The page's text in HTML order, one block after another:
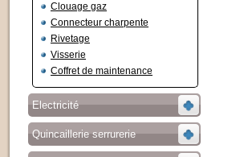
Clouage gaz
Connecteur charpente
Rivetage
Visserie
Coffret de maintenance
Electricité
Quincaillerie serrurerie